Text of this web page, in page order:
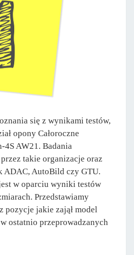
się z wynikami testów,
opony Całoroczne
4S AW21. Badania
takie organizacje oraz
ADAC, AutoBild czy GTU.
w oparciu wyniki testów
Przedstawiamy
pozycje jakie zajął model
ostatnio przeprowadzanych